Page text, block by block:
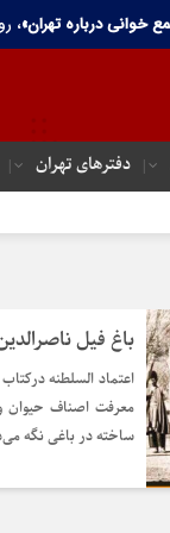
خوانی درباره تهران»،
دفترهای تهران‌
باغ فیل
اعتماد السلطنه
معرفت اصناف
ساخته در باغی نگه